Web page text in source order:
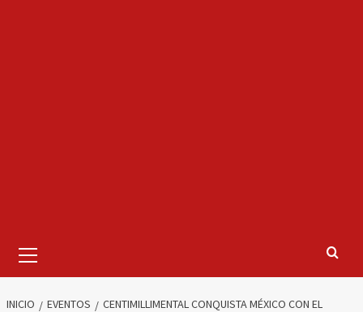
primario
INICIO EVENTOS
CENTIMILLIMENTAL CONQUISTA MÉXICO CON EL